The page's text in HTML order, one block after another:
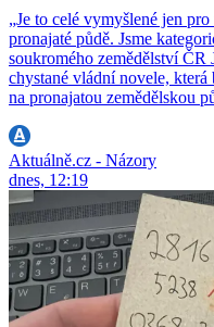
„Je to celé vymyšlené jen
pronajaté půdě. Jsme
soukromého zemědělství ČR
chystané vládní novele,
na pronajatou zemědělskou
Aktuálně.cz - Názory
dnes, 12:19